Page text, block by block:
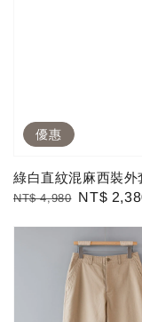
優惠
綠白直紋混麻西裝外
Regular
NT$ 4,980
Sale
NT$